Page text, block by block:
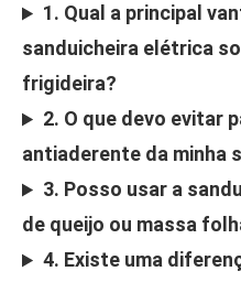
1. Qual a principal
sanduicheira elétrica
frigideira?
2. O que devo evitar
antiaderente da minha
3. Posso usar a
de queijo ou massa
4. Existe uma